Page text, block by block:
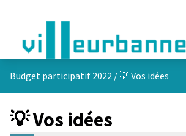
Budget participatif 2022 /💡 Vos idées
💡 Vos idées